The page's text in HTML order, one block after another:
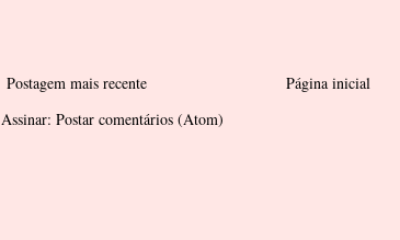
Postagem mais recente
Página inicial
Assinar: Postar comentários (Atom)